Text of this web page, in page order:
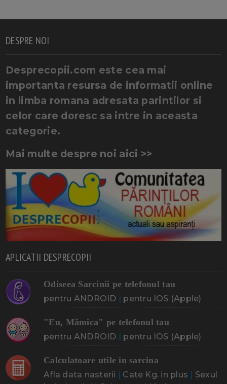
DESPRE NOI
Desprecopii.com este cea mai
importanta resursa de informatii online
in limba romana adresata parintilor si
celor care doresc sa intre in aceasta
categorie.
Mai multe despre noi aici >>
APLICATII DESPRECOPII
Odiseea Sarcinii pe telefonul tau
pentru ANDROID | pentru IOS (Apple)
"Eu, Mămica" pe telefonul tau
pentru ANDROID | pentru IOS (Apple)
Calculatoare utile in sarcina
Afla data nasterii | Cate Kg. in plus | Sexul